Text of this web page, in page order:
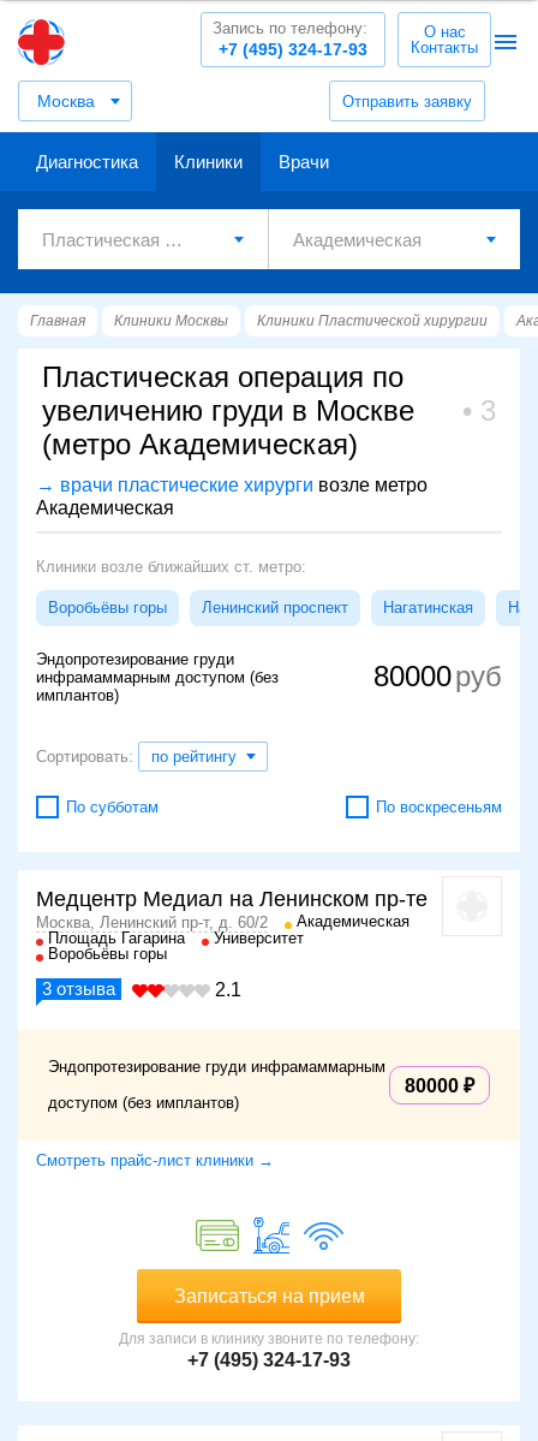
Москва Отправить заявку
+7 (495) 324-17-93
Запись по телефону:
О нас
Контакты
Диагностика Клиники Врачи
Главная Клиники Москвы Клиники Пластической хирургии
Пластическая операция по
увеличению груди в Москве
(метро Академическая)
3
→ врачи пластические хирурги возле метро
Академическая
Клиники возле ближайших ст. метро:
Воробьёвы горы Ленинский проспект Нагатинская
Эндопротезирование груди
инфрамаммарным доступом (без
имплантов)
80000
Сортировать: по рейтингу
По субботам По воскресеньям
Медцентр Медиал на Ленинском пр-те
Москва, Ленинский пр-т, д. 60/2
Академическая
Площадь Гагарина
Университет
Воробьёвы горы
3 отзыва 2.1
Эндопротезирование груди инфрамаммарным
доступом (без имплантов)
80000
Смотреть прайс-лист клиники →
Записаться на прием
Для записи в клинику звоните по телефону:
+7 (495) 324-17-93